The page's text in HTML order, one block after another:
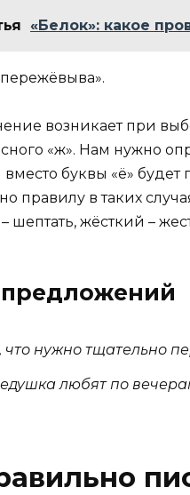
«Белок»: какое
возникает при
«ж». Нам нужно
буквы «ё» будет
правилу в таких
шептать, жёсткий –
что нужно тщательно
любят по